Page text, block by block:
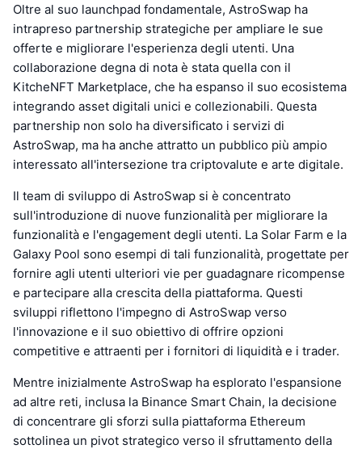
Oltre al suo launchpad fondamentale, AstroSwap ha
intrapreso partnership strategiche per ampliare le sue
offerte e migliorare l'esperienza degli utenti. Una
collaborazione degna di nota è stata quella con il
KitcheNFT Marketplace, che ha espanso il suo ecosistema
integrando asset digitali unici e collezionabili. Questa
partnership non solo ha diversificato i servizi di
AstroSwap, ma ha anche attratto un pubblico più ampio
interessato all'intersezione tra criptovalute e arte digitale.
Il team di sviluppo di AstroSwap si è concentrato
sull'introduzione di nuove funzionalità per migliorare la
funzionalità e l'engagement degli utenti. La Solar Farm e la
Galaxy Pool sono esempi di tali funzionalità, progettate per
fornire agli utenti ulteriori vie per guadagnare ricompense
e partecipare alla crescita della piattaforma. Questi
sviluppi riflettono l'impegno di AstroSwap verso
l'innovazione e il suo obiettivo di offrire opzioni
competitive e attraenti per i fornitori di liquidità e i trader.
Mentre inizialmente AstroSwap ha esplorato l'espansione
ad altre reti, inclusa la Binance Smart Chain, la decisione
di concentrare gli sforzi sulla piattaforma Ethereum
sottolinea un pivot strategico verso il sfruttamento della